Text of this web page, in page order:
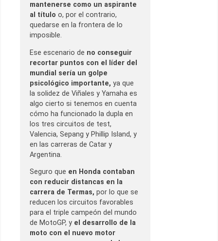
mantenerse como un aspirante
al título o, por el contrario,
quedarse en la frontera de lo
imposible.
Ese escenario de no conseguir
recortar puntos con el líder del
mundial sería un golpe
psicológico importante, ya que
la solidez de Viñales y Yamaha es
algo cierto si tenemos en cuenta
cómo ha funcionado la dupla en
los tres circuitos de test,
Valencia, Sepang y Phillip Island, y
en las carreras de Catar y
Argentina.
Seguro que en Honda contaban
con reducir distancas en la
carrera de Termas, por lo que se
reducen los circuitos favorables
para el triple campeón del mundo
de MotoGP, y el desarrollo de la
moto con el nuevo motor